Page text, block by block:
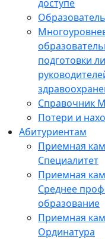
доступе
подготовки
Справочник
Потери и
Абитуриентам
Приемная
Специалитет
Приемная
Среднее
образование
Приемная
Ординатура